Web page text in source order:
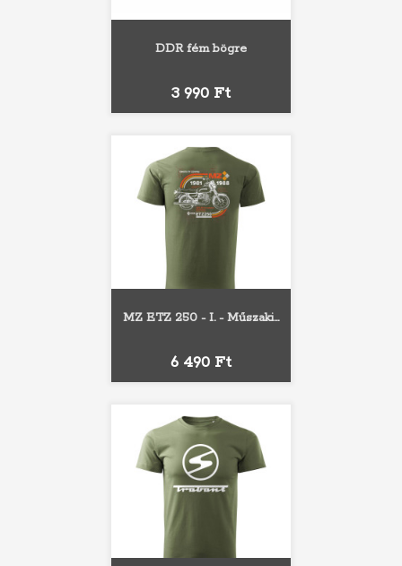
DDR fém bögre
Ár
3 990 Ft
MZ ETZ 250 - I. - Műszaki...
Ár
6 490 Ft